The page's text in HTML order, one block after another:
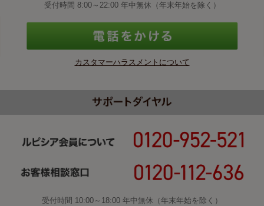
受付時間 8:00～22:00 年中無休（年末年始を除く）
カスタマーハラスメントについて
受付時間 10:00～18:00 年中無休（年末年始を除く）